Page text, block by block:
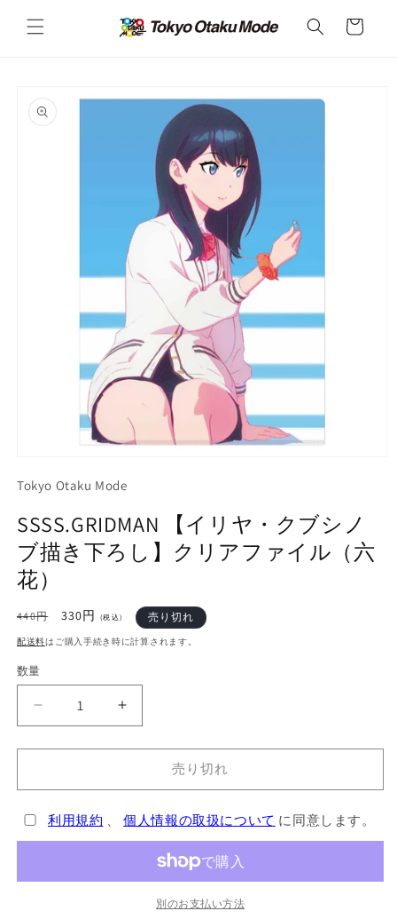
ンツに
進む
ー
報にス
キップ
ー
で
デ
ィ
ア
を
開
Tokyo Otaku Mode
SSSS.GRIDMAN 【イリヤ・クブシノ
ブ描き下ろし】クリアファイル（六
花）
通
常
格
440円
セ
ー
格
330円(税込) 売り切れ
配送料はご購入手続き時に計算されます。
数量
SSSS.GRIDMAN
リ
ブ
シ
ブ
SSSS.GRIDMAN
リ
ブ
シ
ブ
売り切れ
利用規約 、個人情報の取扱について に同意します。
別のお支払い方法